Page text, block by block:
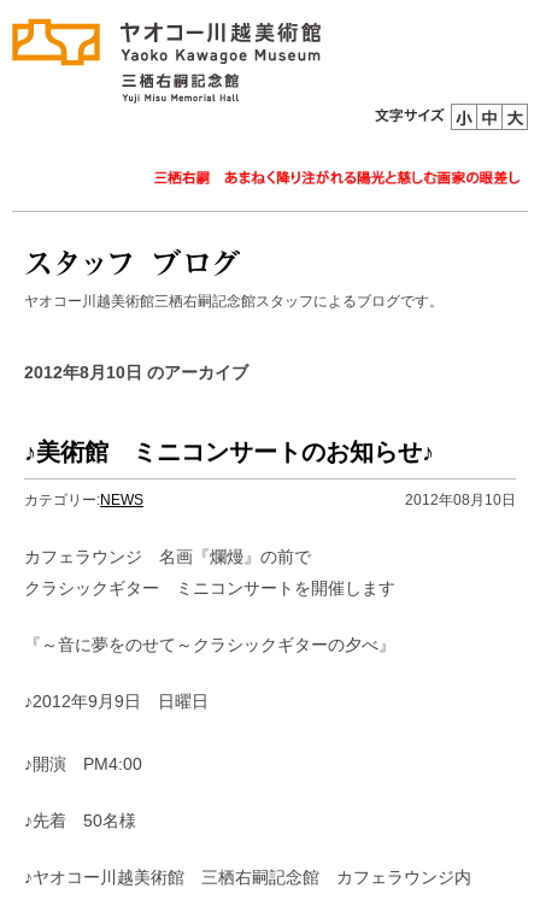
ヤオコー川越美術館三栖右嗣記念館スタッフによるブログです。
2012年8月10日 のアーカイブ
♪美術館 ミニコンサートのお知らせ♪
カテゴリー:NEWS 2012年08月10日
カフェラウンジ 名画『爛熳』の前で
クラシックギター ミニコンサートを開催します
『～音に夢をのせて～クラシックギターの夕べ』
♪2012年9月9日 日曜日
♪開演 PM4:00
♪先着 50名様
♪ヤオコー川越美術館 三栖右嗣記念館 カフェラウンジ内